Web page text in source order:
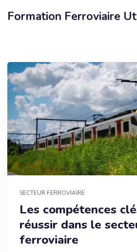
Formation Ferroviaire
SECTEUR FERROVIAIRE
Les compétences
réussir dans le
ferroviaire